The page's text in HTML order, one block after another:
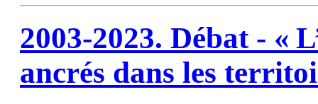
2003-2023. Débat - «
ancrés dans les